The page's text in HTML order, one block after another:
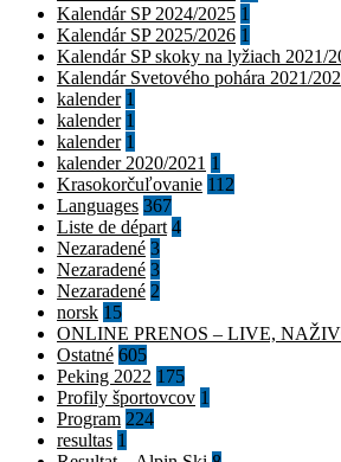
Kalendár SP 2024/2025 1
Kalendár SP 2025/2026 1
Kalendár SP skoky na lyžiach 2021/
Kalendár Svetového pohára 2021/
kalender 1
kalender 1
kalender 1
kalender 2020/2021 1
Krasokorčuľovanie 112
Languages 367
Liste de départ 4
Nezaradené 3
Nezaradené 3
Nezaradené 2
norsk 15
ONLINE PRENOS – LIVE,
Ostatné 605
Peking 2022 175
Profily športovcov 1
Program 224
resultas 1